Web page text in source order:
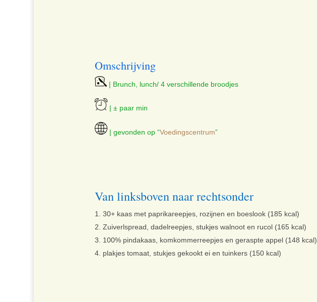
Omschrijving
| Brunch, lunch/ 4 verschillende broodjes
| ± paar min
| gevonden op “Voedingscentrum”
Van linksboven naar rechtsonder
30+ kaas met paprikareepjes, rozijnen en boeslook (185 kcal)
Zuiverlspread, dadelreepjes, stukjes walnoot en rucol (165 kcal)
100% pindakaas, komkommerreepjes en geraspte appel (148 kcal)
plakjes tomaat, stukjes gekookt ei en tuinkers (150 kcal)